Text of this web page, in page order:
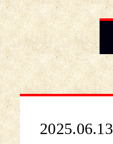
2025.06.13